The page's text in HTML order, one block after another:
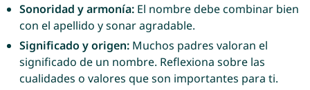
Sonoridad y armonía:El nombre debe combinar bien
con el apellido y sonar agradable.
Significado y origen:Muchos padres valoran el
significado de un nombre. Reflexiona sobre las
cualidades o valores que son importantes para ti.